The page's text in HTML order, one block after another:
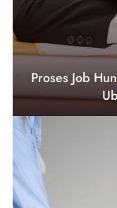
Proses Job